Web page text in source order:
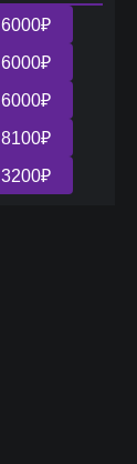
6000₽
6000₽
6000₽
8100₽
3200₽